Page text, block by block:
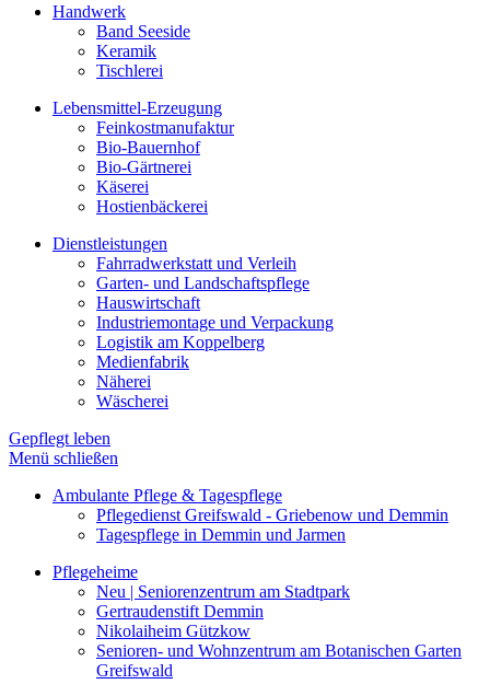
Handwerk
Band Seeside
Keramik
Tischlerei
Lebensmittel-Erzeugung
Feinkostmanufaktur
Bio-Bauernhof
Bio-Gärtnerei
Käserei
Hostienbäckerei
Dienstleistungen
Fahrradwerkstatt und Verleih
Garten- und Landschaftspflege
Hauswirtschaft
Industriemontage und Verpackung
Logistik am Koppelberg
Medienfabrik
Näherei
Wäscherei
Gepflegt leben
Menü schließen
Ambulante Pflege & Tagespflege
Pflegedienst Greifswald - Griebenow und Demmin
Tagespflege in Demmin und Jarmen
Pflegeheime
Neu | Seniorenzentrum am Stadtpark
Gertraudenstift Demmin
Nikolaiheim Gützkow
Senioren- und Wohnzentrum am Botanischen Garten
Greifswald